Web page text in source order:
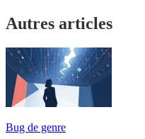
Autres articles
Bug de genre